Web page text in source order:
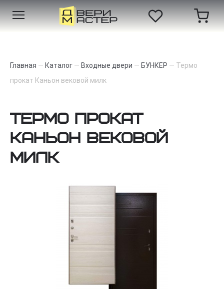
Главная — Каталог — Входные двери — БУНКЕР — Термо
прокат Каньон вековой милк
Термо прокат
Каньон вековой
милк